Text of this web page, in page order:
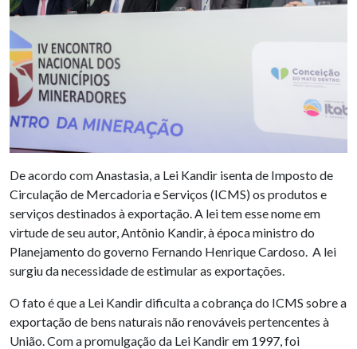
De acordo com Anastasia, a Lei Kandir isenta de Imposto de
Circulação de Mercadoria e Serviços (ICMS) os produtos e
serviços destinados à exportação. A lei tem esse nome em
virtude de seu autor, Antônio Kandir, à época ministro do
Planejamento do governo Fernando Henrique Cardoso. A lei
surgiu da necessidade de estimular as exportações.
O fato é que a Lei Kandir dificulta a cobrança do ICMS sobre a
exportação de bens naturais não renováveis pertencentes à
União. Com a promulgação da Lei Kandir em 1997, foi